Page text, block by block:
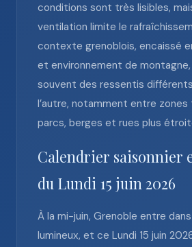
conditions sont très lisibles,
ventilation limite le
contexte grenoblois, encaissé
et environnement de
souvent des ressentis différents
l’autre, notamment entre
parcs, berges et rues plus
Calendrier saisonnier
du Lundi 15 juin 2026
À la mi-juin, Grenoble entre
lumineux, et ce Lundi 15 juin